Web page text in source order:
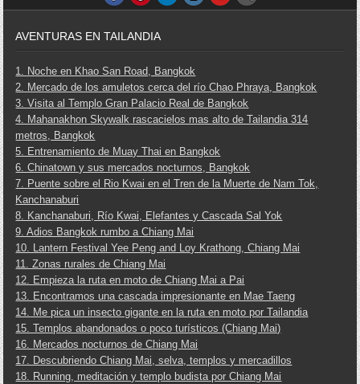
AVENTURAS EN TAILANDIA
1. Noche en Khao San Road, Bangkok
2. Mercado de los amuletos cerca del río Chao Phraya, Bangkok
3. Visita al Templo Gran Palacio Real de Bangkok
4. Mahanakhon Skywalk rascacielos mas alto de Tailandia 314
metros, Bangkok
5. Entrenamiento de Muay Thai en Bangkok
6. Chinatown y sus mercados nocturnos, Bangkok
7. Puente sobre el Rio Kwai en el Tren de la Muerte de Nam Tok,
Kanchanaburi
8. Kanchanaburi, Río Kwai, Elefantes y Cascada Sal Yok
9. Adios Bangkok rumbo a Chiang Mai
10. Lantern Festival Yee Peng and Loy Krathong, Chiang Mai
11. Zonas rurales de Chiang Mai
12. Empieza la ruta en moto de Chiang Mai a Pai
13. Encontramos una cascada impresionante en Mae Taeng
14. Me pica un insecto gigante en la ruta en moto por Tailandia
15. Templos abandonados o poco turísticos (Chiang Mai)
16. Mercados nocturnos de Chiang Mai
17. Descubriendo Chiang Mai, selva, templos y mercadillos
18. Running, meditación y templo budista por Chiang Mai